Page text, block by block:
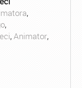
,
,
,Animator,